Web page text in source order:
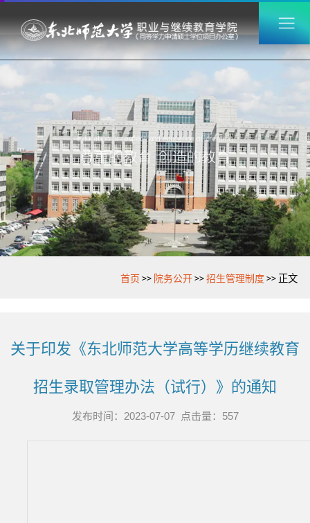
首页 >> 院务公开>>招生管理制度>> 正文
关于印发《东北师范大学高等学历继续教育
招生录取管理办法（试行）》的通知
发布时间：2023-07-07 点击量： 557